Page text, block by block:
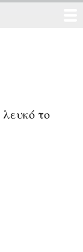
λευκό το